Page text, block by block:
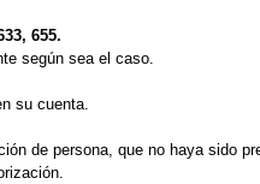
655.
según sea el caso.
su cuenta.
de persona, que no haya sido